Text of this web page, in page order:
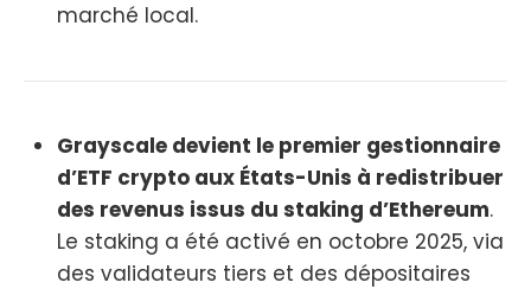
marché local.
Grayscale devient le premier gestionnaire
d’ETF crypto aux États-Unis à redistribuer
des revenus issus du staking d’Ethereum.
Le staking a été activé en octobre 2025, via
des validateurs tiers et des dépositaires